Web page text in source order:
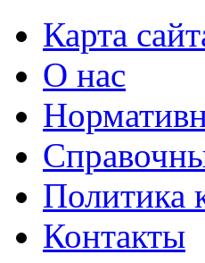
Карта
О нас
Политика
Контакты